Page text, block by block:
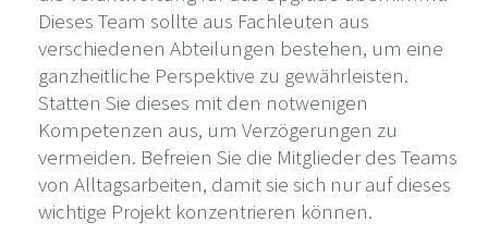
Dieses Team sollte aus Fachleuten aus
verschiedenen Abteilungen bestehen, um eine
ganzheitliche Perspektive zu gewährleisten.
Statten Sie dieses mit den notwenigen
Kompetenzen aus, um Verzögerungen zu
vermeiden. Befreien Sie die Mitglieder des Teams
von Alltagsarbeiten, damit sie sich nur auf dieses
wichtige Projekt konzentrieren können.